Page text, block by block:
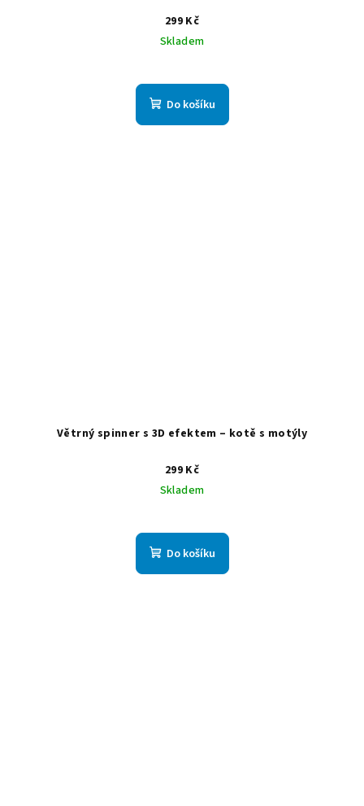
299 Kč
Skladem
Do košíku
Větrný spinner s 3D efektem – kotě s motýly
299 Kč
Skladem
Do košíku